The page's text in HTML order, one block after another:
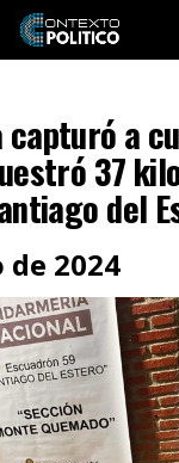
capturó a
37
del
de 2024